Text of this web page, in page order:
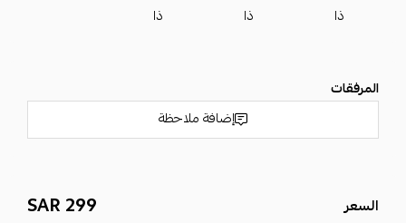
ذا ذا ذا
المرفقات
إضافة ملاحظة
السعر 299 SAR